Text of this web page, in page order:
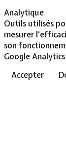
Analytique
Outils utilisés
mesurer
son
Google Analytics
Accepter